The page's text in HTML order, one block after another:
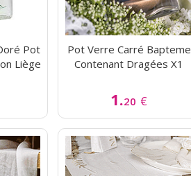
Pot
Liège
Pot Verre Carré Bapteme
Contenant Dragées X1
1.20 €